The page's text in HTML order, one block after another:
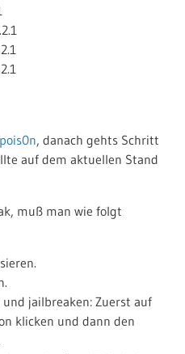
, danach gehts Schritt
auf dem aktuellen Stand
muß man wie folgt
jailbreaken: Zuerst auf
klicken und dann den